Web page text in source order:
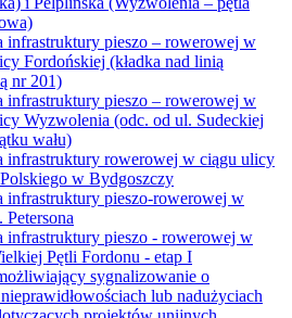
infrastruktury pieszo – rowerowej w
Fordońskiej (kładka nad linią
nr 201)
infrastruktury pieszo – rowerowej w
Wyzwolenia (odc. od ul. Sudeckiej
wału)
infrastruktury rowerowej w ciągu ulicy
w Bydgoszczy
infrastruktury pieszo-rowerowej w
Petersona
infrastruktury pieszo - rowerowej w
Pętli Fordonu - etap I
sygnalizowanie o
lub nadużyciach